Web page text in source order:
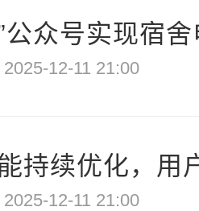
公众号实现宿
2025-12-11 21:00
持续优化，用
2025-12-11 21:00